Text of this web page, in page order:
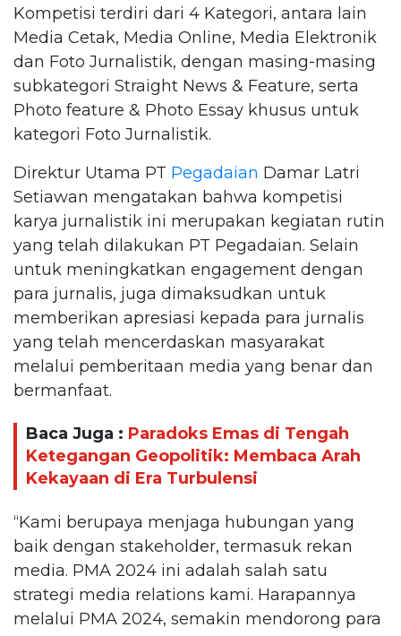
Kompetisi terdiri dari 4 Kategori, antara lain
Media Cetak, Media Online, Media Elektronik
dan Foto Jurnalistik, dengan masing-masing
subkategori Straight News & Feature, serta
Photo feature & Photo Essay khusus untuk
kategori Foto Jurnalistik.
Direktur Utama PT Pegadaian Damar Latri
Setiawan mengatakan bahwa kompetisi
karya jurnalistik ini merupakan kegiatan rutin
yang telah dilakukan PT Pegadaian. Selain
untuk meningkatkan engagement dengan
para jurnalis, juga dimaksudkan untuk
memberikan apresiasi kepada para jurnalis
yang telah mencerdaskan masyarakat
melalui pemberitaan media yang benar dan
bermanfaat.
Baca Juga : Paradoks Emas di Tengah
Ketegangan Geopolitik: Membaca Arah
Kekayaan di Era Turbulensi
“Kami berupaya menjaga hubungan yang
baik dengan stakeholder, termasuk rekan
media. PMA 2024 ini adalah salah satu
strategi media relations kami. Harapannya
melalui PMA 2024, semakin mendorong para